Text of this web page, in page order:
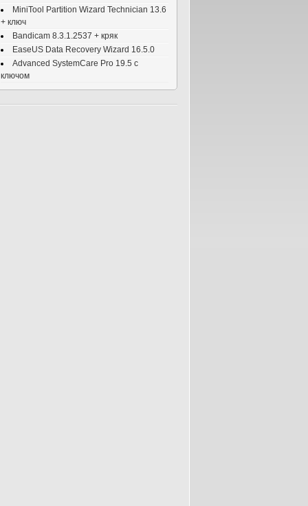
MiniTool Partition Wizard Technician 13.6
+ ключ
Bandicam 8.3.1.2537 + кряк
EaseUS Data Recovery Wizard 16.5.0
Advanced SystemCare Pro 19.5 с
ключом